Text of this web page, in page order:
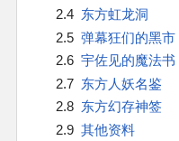
2.4 东方虹龙洞
2.5 弹幕狂们的黑市
2.6 宇佐见的魔法书
2.7 东方人妖名鉴
2.8 东方幻存神签
2.9 其他资料
游戏攻略
东方相关活动
其他相关项目